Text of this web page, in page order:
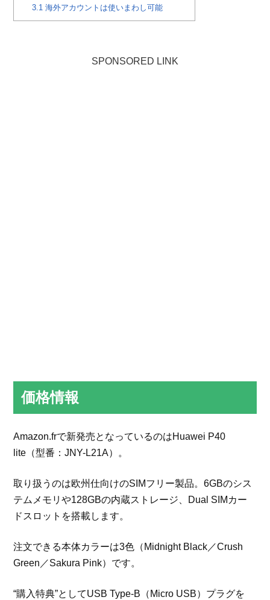
3.1 海外アカウントは使いまわし可能
SPONSORED LINK
価格情報
Amazon.frで新発売となっているのはHuawei P40
lite（型番：JNY-L21A）。
取り扱うのは欧州仕向けのSIMフリー製品。6GBのシス
テムメモリや128GBの内蔵ストレージ、Dual SIMカー
ドスロットを搭載します。
注文できる本体カラーは3色（Midnight Black／Crush
Green／Sakura Pink）です。
“購入特典”としてUSB Type-B（Micro USB）プラグを